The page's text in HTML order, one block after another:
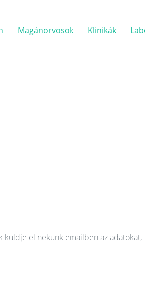
Magánorvosok Klinikák
el nekünk emailben az adatokat,